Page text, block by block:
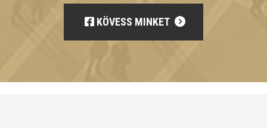
KÖVESS MINKET